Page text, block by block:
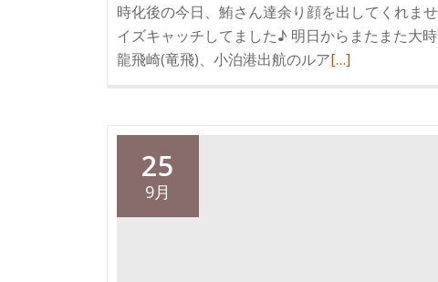
時化後の今日、鮪さん達余り顔を出してくれま
イズキャッチしてました♪ 明日からまたまた大
龍飛崎(竜飛)、小泊港出航のルア続
[…]
25
9月